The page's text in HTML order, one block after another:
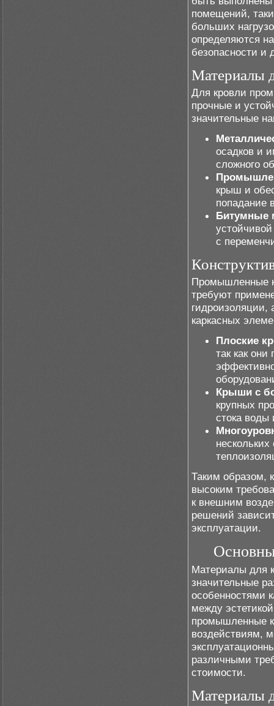
помещений,
больших
определяются
безопасности и
Материалы
Для кровли
прочные и
значительные
осадков и
сложного
крыш и
попадание
Битумные
с
Промышленные
требуют
гидроизоляции,
каркасных
Плоские
так как
Крыши с
крупных
стока воды
Таким образом,
высоким
к внешним
решений
эксплуатации.
Материалы для
значительные
особенностями
между
промышленные
воздействиям,
различными
стоимости.
Материалы